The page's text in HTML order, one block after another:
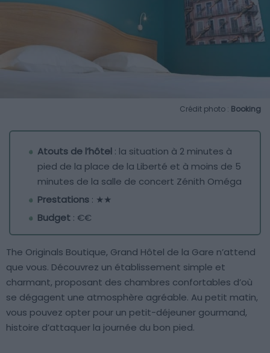
Crédit photo : Booking
Atouts de l’hôtel : la situation à 2 minutes à
pied de la place de la Liberté et à moins de 5
minutes de la salle de concert Zénith Oméga
Prestations : ★★
Budget : €€
The Originals Boutique, Grand Hôtel de la Gare n’attend
que vous. Découvrez un établissement simple et
charmant, proposant des chambres confortables d’où
se dégagent une atmosphère agréable. Au petit matin,
vous pouvez opter pour un petit-déjeuner gourmand,
histoire d’attaquer la journée du bon pied.